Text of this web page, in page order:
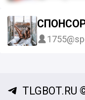
1755
TLGBOT.RU